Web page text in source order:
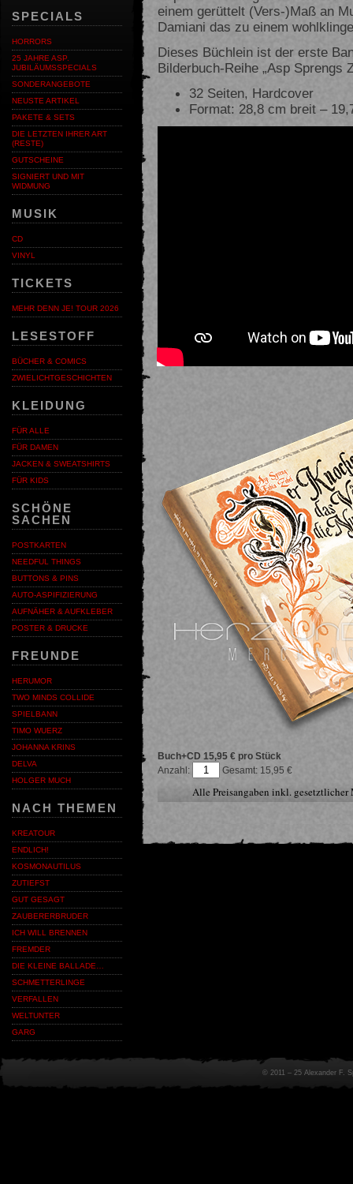
SPECIALS
HORRORS
25 JAHRE ASP.
JUBILÄUMSSPECIALS
SONDERANGEBOTE
NEUSTE ARTIKEL
PAKETE & SETS
DIE LETZTEN IHRER ART
(RESTE)
GUTSCHEINE
SIGNIERT UND MIT
WIDMUNG
MUSIK
CD
VINYL
TICKETS
MEHR DENN JE! TOUR 2026
LESESTOFF
BÜCHER & COMICS
ZWIELICHTGESCHICHTEN
KLEIDUNG
FÜR ALLE
FÜR DAMEN
JACKEN & SWEATSHIRTS
FÜR KIDS
SCHÖNE
SACHEN
POSTKARTEN
NEEDFUL THINGS
BUTTONS & PINS
AUTO-ASPIFIZIERUNG
AUFNÄHER & AUFKLEBER
POSTER & DRUCKE
FREUNDE
HERUMOR
TWO MINDS COLLIDE
SPIELBANN
TIMO WUERZ
JOHANNA KRINS
DELVA
HOLGER MUCH
NACH THEMEN
KREATOUR
ENDLICH!
KOSMONAUTILUS
ZUTIEFST
GUT GESAGT
ZAUBERERBRUDER
ICH WILL BRENNEN
FREMDER
DIE KLEINE BALLADE…
SCHMETTERLINGE
VERFALLEN
WELTUNTER
GARG
einem gerüttelt (Vers-)Maß an
Damiani das zu einem
Dieses Büchlein ist der erste
Bilderbuch-Reihe „Asp Sprengs
32 Seiten, Hardcover
Format: 28,8 cm breit –
Buch+CD 15,95 € pro Stück
Anzahl:
15,95
Alle Preisangaben inkl.
© 2011 – 25 Alexander F.